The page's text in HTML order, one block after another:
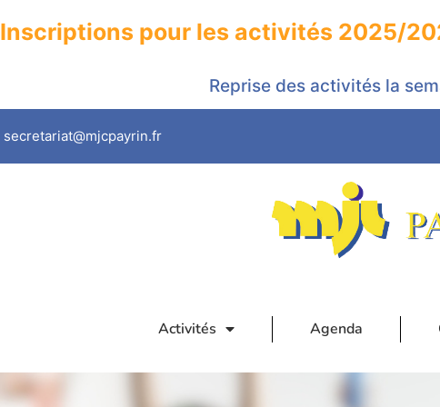
Inscriptions pour les activités 2025/
Reprise des activités la
secretariat@mjcpayrin.fr
Activités Agenda